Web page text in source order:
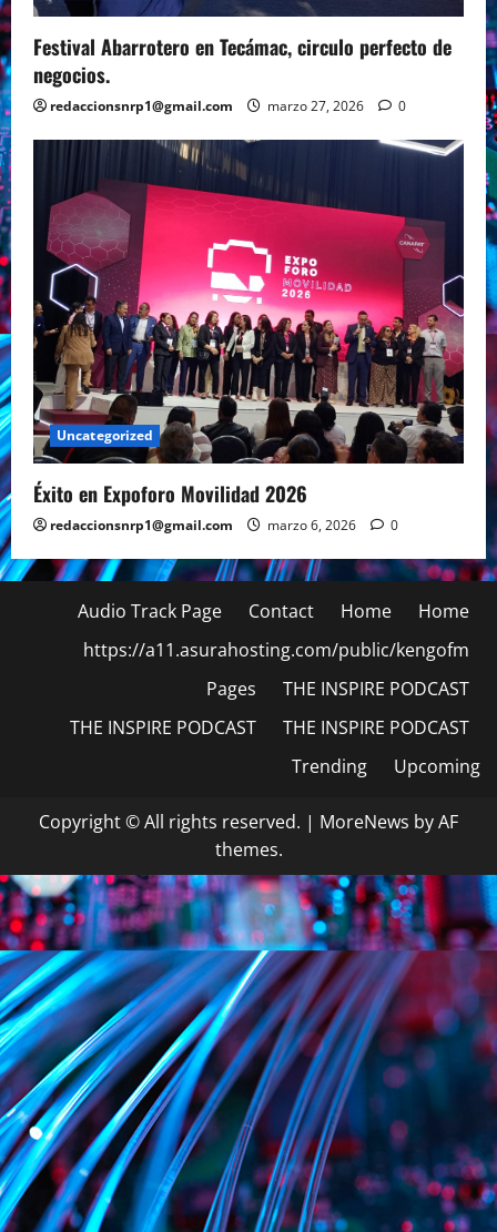
Festival Abarrotero en Tecámac, circulo perfecto de
negocios.
redaccionsnrp1@gmail.com marzo 27, 2026 0
Uncategorized
Éxito en Expoforo Movilidad 2026
redaccionsnrp1@gmail.com marzo 6, 2026 0
Audio Track Page Contact Home
Home
https://a11.asurahosting.com/public/kengofm
Pages
THE INSPIRE PODCAST
THE INSPIRE PODCAST
THE INSPIRE PODCAST
Trending
Upcoming
Copyright © All rights reserved. | MoreNews by AF
themes.